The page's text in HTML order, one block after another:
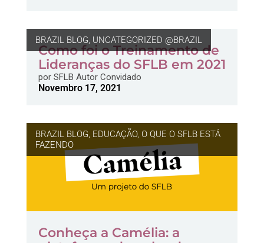
BRAZIL BLOG, UNCATEGORIZED @BRAZIL
Como foi o Treinamento de
Lideranças do SFLB em 2021
porSFLB Autor Convidado
Novembro 17, 2021
BRAZIL BLOG, EDUCAÇÃO, O QUE O SFLB ESTÁ
FAZENDO
Conheça a Camélia: a